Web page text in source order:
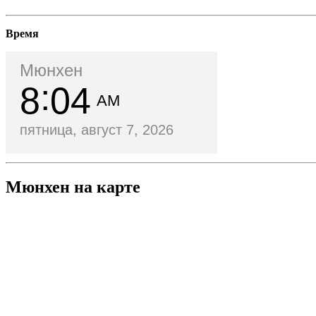
Время
Мюнхен
8 04 AM
пятница, август 7, 2026
Мюнхен на карте